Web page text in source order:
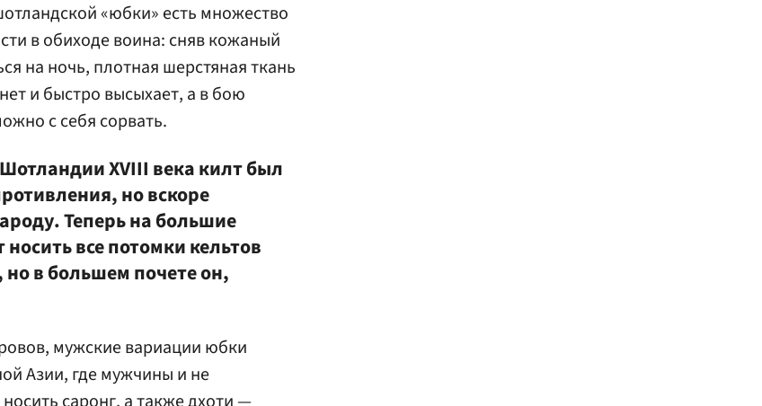
«юбки» есть множество
в обиходе воина: сняв кожаный
на ночь, плотная шерстяная ткань
и быстро высыхает, а в бою
с себя сорвать.
XVIII века килт был
но вскоре
Теперь на большие
все потомки кельтов
в большем почете он,
мужские вариации юбки
Азии, где мужчины и не